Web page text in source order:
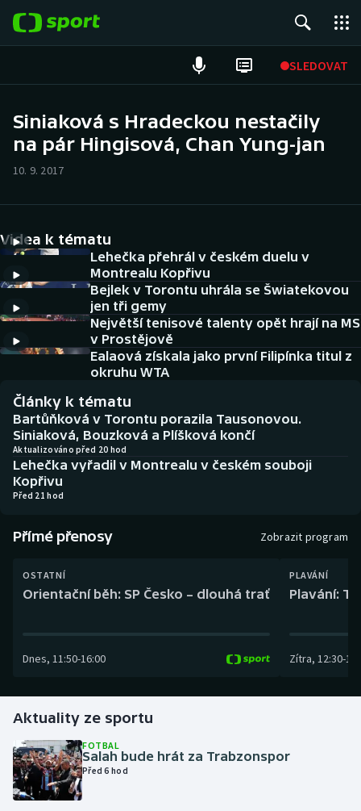
SLEDOVAT
Hokej
Cyklistika
DALŠÍ SPORTY
Americký fotbal
Baseball a softbal
Basketbal
Biatlon
Boby a skeleton
Box
Curling
Golf
Gymnastika
Házená
NEPŘEHLÉDNĚTE
Historické návraty
Aplikace ČT sport
AZ kvíz
Siniaková s Hradeckou nestačily
na pár Hingisová, Chan Yung-jan
10. 9. 2017
Videa k tématu
Lehečka přehrál v českém duelu v
Montrealu Kopřivu
Bejlek v Torontu uhrála se Šwiatekovou
jen tři gemy
Největší tenisové talenty opět hrají na MS
v Prostějově
Ealaová získala jako první Filipínka titul z
okruhu WTA
Články k tématu
Bartůňková v Torontu porazila Tausonovou.
Siniaková, Bouzková a Plíšková končí
Aktualizováno před 20 hod
Lehečka vyřadil v Montrealu v českém souboji
Kopřivu
Před 21 hod
Přímé přenosy Zobrazit program
OSTATNÍ
Orientační běh: SP Česko – dlouhá trať
Dnes, 11:50-16:00
PLAVÁNÍ
Plavání:
Zítra, 12:30-
Aktuality ze sportu
FOTBAL
Salah bude hrát za Trabzonspor
Před 6 hod